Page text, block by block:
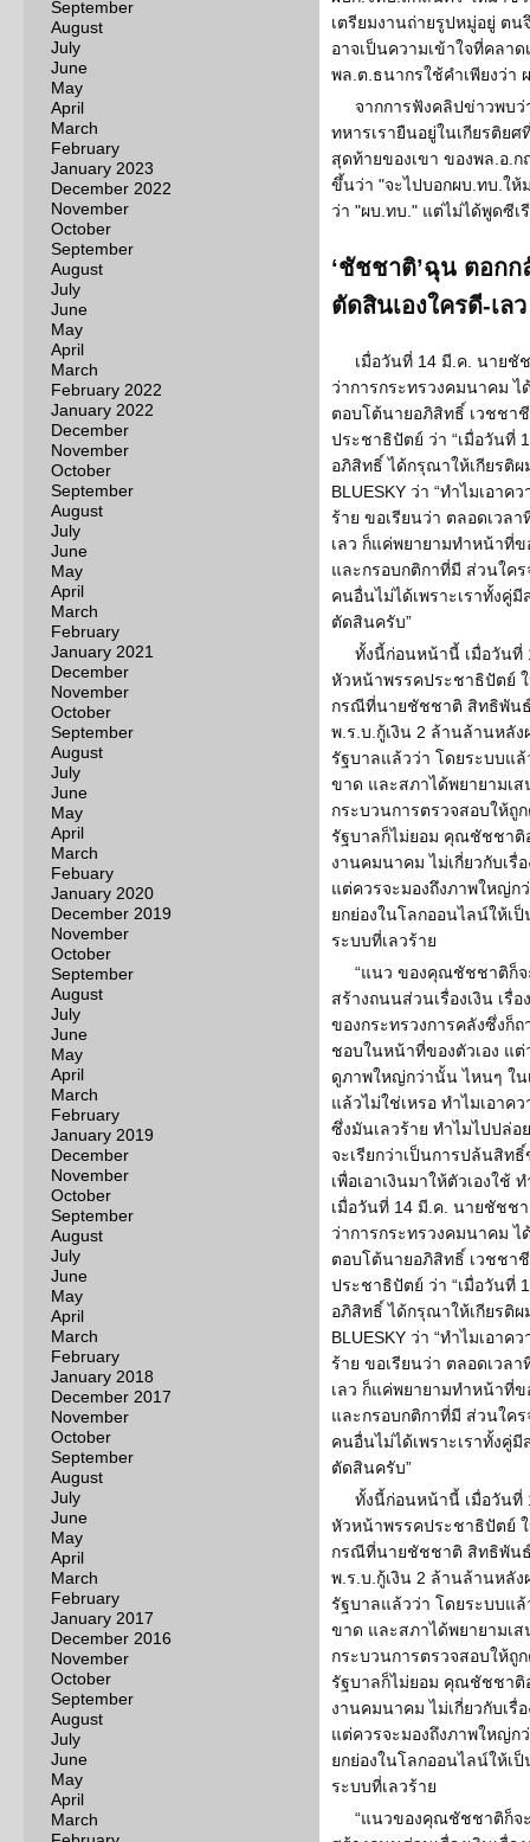
September
August
July
June
May
April
March
February
January 2023
December 2022
November
October
September
August
July
June
May
April
March
February 2022
January 2022
December
November
October
September
August
July
June
May
April
March
February
January 2021
December
November
October
September
August
July
June
May
April
March
Febuary
January 2020
December 2019
November
October
September
August
July
June
May
April
March
February
January 2019
December
November
October
September
August
July
June
May
April
March
February
January 2018
December 2017
November
October
September
August
July
June
May
April
March
February
January 2017
December 2016
November
October
September
August
July
June
May
April
March
เตรียมงานถ่ายรูปหมู่อยู่ ต
อาจเป็นความเข้าใจที่คลา
พล.ต.ธนากรใช้คำเพียงว่า
จากการฟังคลิปข่าวพบ
ทหารเรายืนอยู่ในเกียรติย
สุดท้ายของเขา ของพล.อ.
ขึ้นว่า "จะไปบอกผบ.ทบ.ให้
ว่า "ผบ.ทบ." แต่ไม่ได้พูดซีเ
‘ชัชชาติ’ฉุน ตอกก
ตัดสินเองใครดี-เลว
เมื่อวันที่ 14 มี.ค. นาย
ว่าการกระทรวงคมนาคม
ตอบโต้นายอภิสิทธิ์ เวชชา
ประชาธิปัตย์ ว่า “เมื่อวันที่
อภิสิทธิ์ ได้กรุณาให้เกียรติ
BLUESKY ว่า “ทำไมเอา
ร้าย ขอเรียนว่า ตลอดเวล
เลว ก็แค่พยายามทำหน้าที่
และกรอบกติกาที่มี ส่วนใค
คนอื่นไม่ได้เพราะเราทั้งคู่
ตัดสินครับ”
ทั้งนี้ก่อนหน้านี้ เมื่อวันที่
หัวหน้าพรรคประชาธิปัตย์
กรณีที่นายชัชชาติ สิทธิพัน
พ.ร.บ.กู้เงิน 2 ล้านล้านหลั
รัฐบาลแล้วว่า โดยระบบแ
ขาด และสภาได้พยายามเ
กระบวนการตรวจสอบให้ถู
รัฐบาลก็ไม่ยอม คุณชัชชาติ
งานคมนาคม ไม่เกี่ยวกับเรื่
แต่ควรจะมองถึงภาพใหญ่ก
ยกย่องในโลกออนไลน์ให้เ
ระบบที่เลวร้าย
“แนว ของคุณชัชชาติก็จ
สร้างถนนส่วนเรื่องเงิน เรื่
ของกระทรวงการคลังซึ่งก็
ชอบในหน้าที่ของตัวเอง แ
ดูภาพใหญ่กว่านั้น ไหนๆ ใ
แล้วไม่ใช่เหรอ ทำไมเอา
ซึ่งมันเลวร้าย ทำไมไปปล่
จะเรียกว่าเป็นการปล้นสิท
เพื่อเอาเงินมาให้ตัวเองใช้
เมื่อวันที่ 14 มี.ค. นายชัช
ว่าการกระทรวงคมนาคม
ตอบโต้นายอภิสิทธิ์ เวชชา
ประชาธิปัตย์ ว่า “เมื่อวันที่
อภิสิทธิ์ ได้กรุณาให้เกียรติ
BLUESKY ว่า “ทำไมเอา
ร้าย ขอเรียนว่า ตลอดเวล
เลว ก็แค่พยายามทำหน้าที่
และกรอบกติกาที่มี ส่วนใค
คนอื่นไม่ได้เพราะเราทั้งคู่
ตัดสินครับ”
ทั้งนี้ก่อนหน้านี้ เมื่อวันที่
หัวหน้าพรรคประชาธิปัตย์
กรณีที่นายชัชชาติ สิทธิพัน
พ.ร.บ.กู้เงิน 2 ล้านล้านหลั
รัฐบาลแล้วว่า โดยระบบแ
ขาด และสภาได้พยายามเ
กระบวนการตรวจสอบให้ถู
รัฐบาลก็ไม่ยอม คุณชัชชาติ
งานคมนาคม ไม่เกี่ยวกับเรื่
แต่ควรจะมองถึงภาพใหญ่ก
ยกย่องในโลกออนไลน์ให้เ
ระบบที่เลวร้าย
“แนวของคุณชัชชาติก็จ